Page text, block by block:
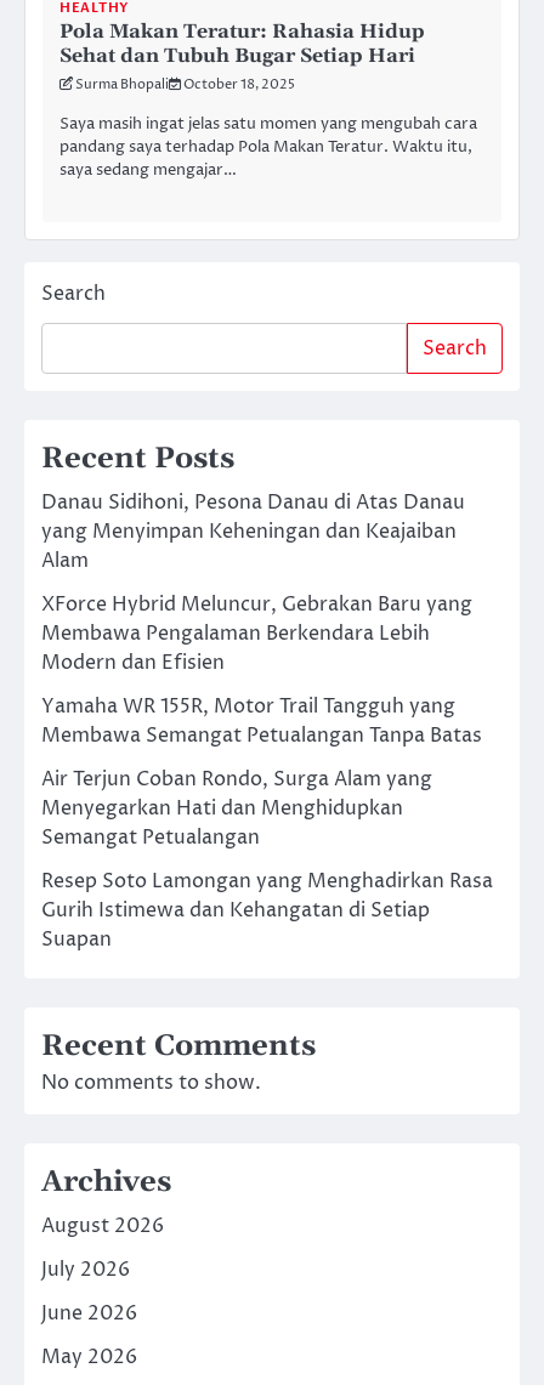
HEALTHY
Pola Makan Teratur: Rahasia Hidup
Sehat dan Tubuh Bugar Setiap Hari
Surma Bhopali October 18, 2025
Saya masih ingat jelas satu momen yang mengubah cara
pandang saya terhadap Pola Makan Teratur. Waktu itu,
saya sedang mengajar…
Search
Search
Recent Posts
Danau Sidihoni, Pesona Danau di Atas Danau
yang Menyimpan Keheningan dan Keajaiban
Alam
XForce Hybrid Meluncur, Gebrakan Baru yang
Membawa Pengalaman Berkendara Lebih
Modern dan Efisien
Yamaha WR 155R, Motor Trail Tangguh yang
Membawa Semangat Petualangan Tanpa Batas
Air Terjun Coban Rondo, Surga Alam yang
Menyegarkan Hati dan Menghidupkan
Semangat Petualangan
Resep Soto Lamongan yang Menghadirkan Rasa
Gurih Istimewa dan Kehangatan di Setiap
Suapan
Recent Comments
No comments to show.
Archives
August 2026
July 2026
June 2026
May 2026